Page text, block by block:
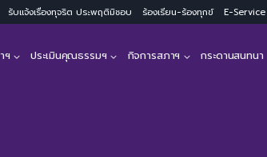
รับแจ้งเรื่องทุจริต ประพฤติมิชอบ ร้องเรียน-ร้องทุกข์ E-Service
ฯ ประเมินคุณธรรมฯ กิจการสภาฯ กระดานสนทนา